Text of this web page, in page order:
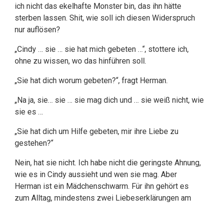
ich nicht das ekelhafte Monster bin, das ihn hätte
sterben lassen. Shit, wie soll ich diesen Widerspruch
nur auflösen?
„Cindy … sie … sie hat mich gebeten …“, stottere ich,
ohne zu wissen, wo das hinführen soll.
„Sie hat dich worum gebeten?“, fragt Herman.
„Na ja, sie… sie … sie mag dich und … sie weiß nicht, wie
sie es …
„Sie hat dich um Hilfe gebeten, mir ihre Liebe zu
gestehen?“
Nein, hat sie nicht. Ich habe nicht die geringste Ahnung,
wie es in Cindy aussieht und wen sie mag. Aber
Herman ist ein Mädchenschwarm. Für ihn gehört es
zum Alltag, mindestens zwei Liebeserklärungen am